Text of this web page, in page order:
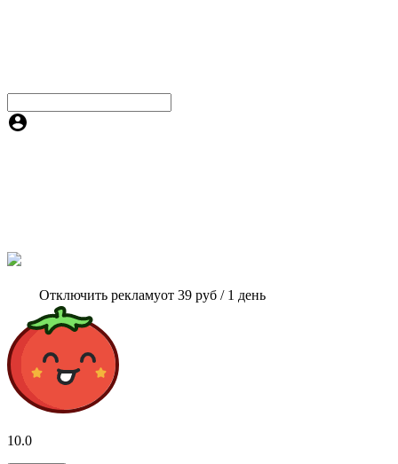
Отключить рекламуот 39 руб / 1 день
10.0